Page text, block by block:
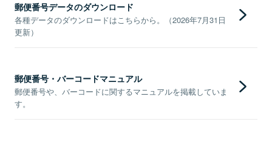
郵便番号データのダウンロード
各種データのダウンロードはこちらから。（2026年7月31日
更新）
郵便番号・バーコードマニュアル
郵便番号や、バーコードに関するマニュアルを掲載していま
す。